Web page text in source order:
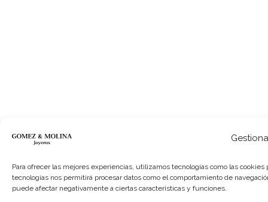
Para ofrecer las mejores experiencias, utilizamos tecnologías como las
tecnologías nos permitirá procesar datos como el comportamiento de
puede afectar negativamente a ciertas características y funciones.